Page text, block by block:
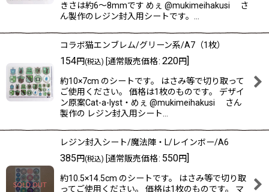
きさは約6〜8mmです めぇ @mukimeihakusi さ
ん製作のレジン封入用シートです。…
コラボ猫エンブレム/グリーン系/A7（1枚）
154円(税込) [通常販売価格: 220円]
約10×7cm のシートです。 はさみ等で切り取って
ご使用ください。 価格は1枚のものです。 デザイ
ン原案Cat-a-lyst・めぇ @mukimeihakusi さん
製作の レジン封入用シート…
レジン封入シート/魔法陣・L/レインボー/A6
385円(税込) [通常販売価格: 550円]
約10.5×14.5cm のシートです。 はさみ等で切り取
ってご使用ください。 価格は1枚のものです。 マ